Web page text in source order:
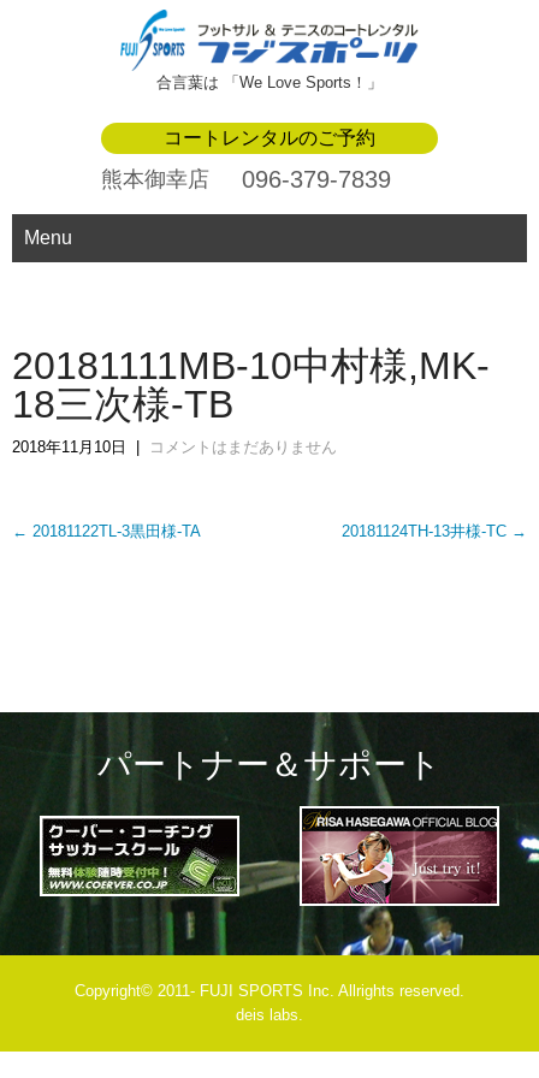
合言葉は 「We Love Sports！」
コートレンタルのご予約
熊本御幸店 096-379-7839
Menu
20181111MB-10中村様,MK-
18三次様-TB
2018年11月10日 コメントはまだありません
Post
← 20181122TL-3黒田様-TA 20181124TH-13井様-TC →
パートナー＆サポート
Copyright© 2011- FUJI SPORTS Inc. Allrights reserved.
deis labs.